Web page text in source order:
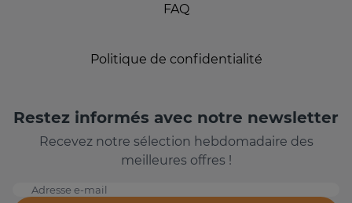
FAQ
Politique de confidentialité
Restez informés avec notre newsletter
Recevez notre sélection hebdomadaire des
meilleures offres !
Adresse e-mail